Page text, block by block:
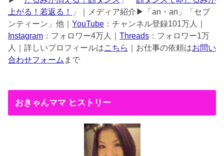
上がる！若返る！
」｜メディア紹介▶︎「an・an」「セブ
ンティーン」他｜ YouTube ：チャンネル登録101万人｜
Instagram ：フォロワー4万人｜ Threads ：フォロワー1万
人｜詳しいプロフィールはこちら ｜お仕事の依頼はお問い
合わせフォーム まで
おきゃんママ ヒストリー